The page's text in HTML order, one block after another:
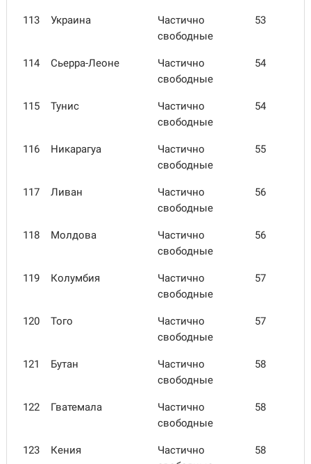
113 Украина
Частично
свободные
53
114 Сьерра-Леоне
Частично
свободные
54
115 Тунис
Частично
свободные
54
116 Ника­рагуа
Частично
свободные
55
117 Ливан
Частично
свободные
56
118 Молдова
Частично
свободные
56
119 Колумбия
Частично
свободные
57
120 Того
Частично
свободные
57
121 Бутан
Частично
свободные
58
122 Гватемала
Частично
свободные
58
123 Кения
Частично
58